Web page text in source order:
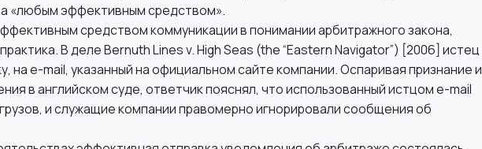
«любым эффективным средством».
средством коммуникации в понимании арбитражного закона,
В деле Bernuth Lines v. High Seas (the “Eastern Navigator”) [2006] истец
на e-mail, указанный на официальном сайте компании. Оспаривая признание и
в английском суде, ответчик пояснял, что использованный истцом e-mail
и служащие компании правомерно игнорировали сообщения об